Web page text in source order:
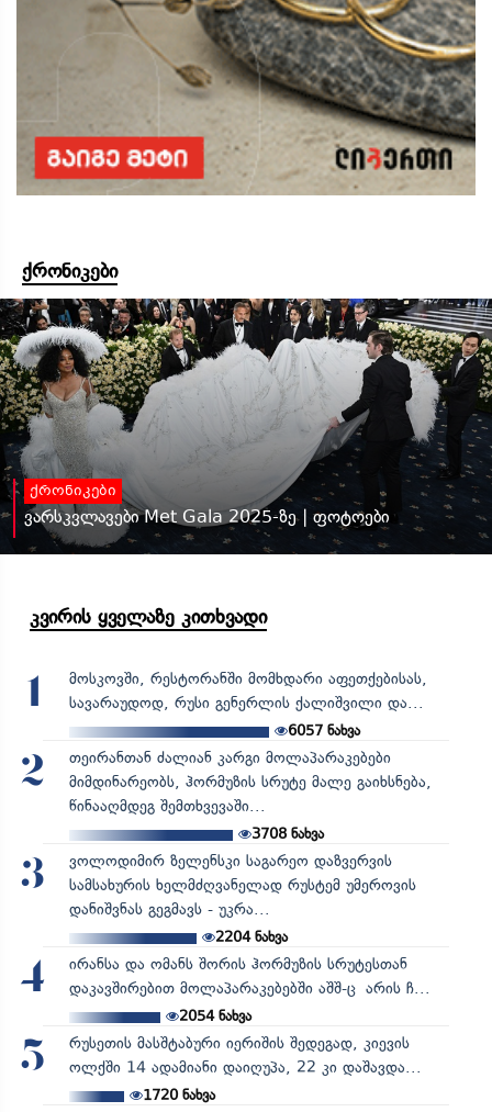
ქრონიკები
ქრონიკები
ვარსკვლავები Met Gala 2025-ზე | ფოტოები
კვირის ყველაზე კითხვადი
1
მოსკოვში, რესტორანში მომხდარი აფეთქებისას,
სავარაუდოდ, რუსი გენერლის ქალიშვილი და...
6057 ნახვა
2
თეირანთან ძალიან კარგი მოლაპარაკებები
მიმდინარეობს, ჰორმუზის სრუტე მალე გაიხსნება,
წინააღმდეგ შემთხვევაში...
3708ნახვა
3
ვოლოდიმირ ზელენსკი საგარეო დაზვერვის
სამსახურის ხელმძღვანელად რუსტემ უმეროვის
დანიშვნას გეგმავს - უკრა...
2204ნახვა
4
ირანსა და ომანს შორის ჰორმუზის სრუტესთან
დაკავშირებით მოლაპარაკებებში აშშ-ც არის ჩ...
2054ნახვა
5
რუსეთის მასშტაბური იერიშის შედეგად, კიევის
ოლქში 14 ადამიანი დაიღუპა, 22 კი დაშავდა...
1720ნახვა